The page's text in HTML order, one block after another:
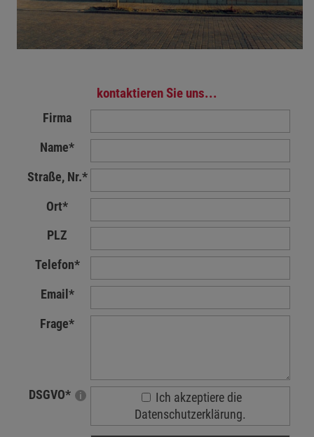
kontaktieren Sie uns...
Firma
Name*
Straße, Nr.*
Ort*
PLZ
Telefon*
Email *
Frage*
DSGVO*
Ich akzeptiere die
Datenschutzerklärung.